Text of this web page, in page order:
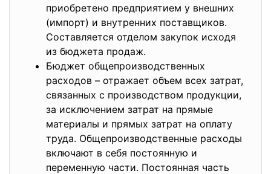
приобретено предприятием у внешних
(импорт) и внутренних поставщиков.
Составляется отделом закупок исходя
из бюджета продаж.
Бюджет общепроизводственных
расходов – отражает объем всех затрат,
связанных с производством продукции,
за исключением затрат на прямые
материалы и прямых затрат на оплату
труда. Общепроизводственные расходы
включают в себя постоянную и
переменную части. Постоянная часть